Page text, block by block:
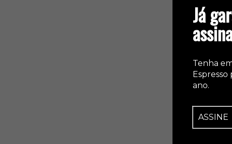
Já
Tenha
Espresso
ano.
ASSINE